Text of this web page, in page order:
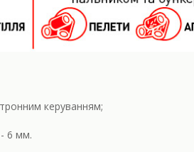
керуванням;
- 6 мм.